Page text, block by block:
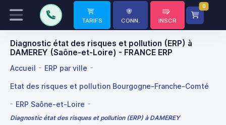
TARIFS CONN. INSCR
0
Diagnostic état des risques et pollution (ERP) à
DAMEREY (Saône-et-Loire) - FRANCE ERP
Accueil ERP par ville
Etat des risques et pollution Bourgogne-Franche-Comté
ERP Saône-et-Loire
Diagnostic état des risques et pollution (ERP) à DAMEREY